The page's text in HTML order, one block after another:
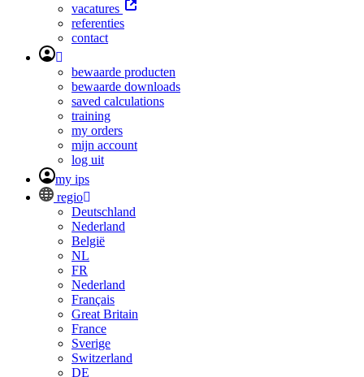
vacatures
referenties
contact
bewaarde producten
bewaarde downloads
saved calculations
training
my orders
mijn account
log uit
my ips
regio
Deutschland
Nederland
België
NL
FR
Nederland
Français
Great Britain
France
Sverige
Switzerland
DE